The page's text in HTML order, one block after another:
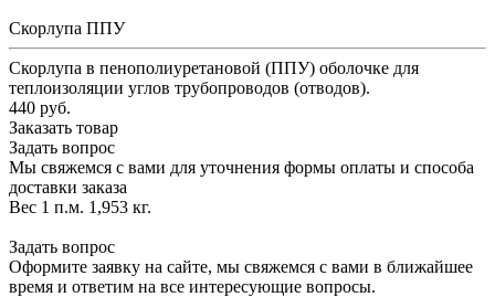
Скорлупа ППУ
Скорлупа в пенополиуретановой (ППУ) оболочке для
теплоизоляции углов трубопроводов (отводов).
440 руб.
Заказать товар
Задать вопрос
Мы свяжемся с вами для уточнения формы оплаты и способа
доставки заказа
Вес 1 п.м. 1,953 кг.
Задать вопрос
Оформите заявку на сайте, мы свяжемся с вами в ближайшее
время и ответим на все интересующие вопросы.